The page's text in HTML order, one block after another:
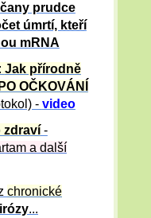
prudce
úmrtí, kteří
mRNA
Jak přírodně
OČKOVÁNÍ
- video
zdraví-
a další
chronické
...